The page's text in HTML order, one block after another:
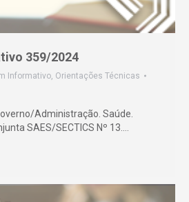
359/2024
Informativo, Orientações Técnicas
Administração. Saúde.
SAES/SECTICS Nº 13.…